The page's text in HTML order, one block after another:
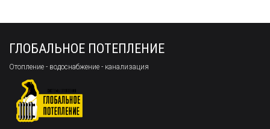
ГЛОБАЛЬНОЕ ПОТЕПЛЕНИЕ
Отопление - водоснабжение - канализация